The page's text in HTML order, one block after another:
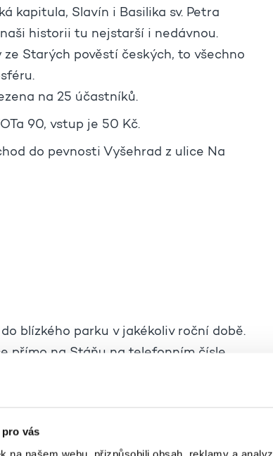
vás
kapitula, Slavín i Basilika sv. Petra
historii tu nejstarší i nedávnou.
Starých pověstí českých, to všechno
na 25 účastníků.
90, vstup je 50 Kč.
do pevnosti Vyšehrad z ulice Na
blízkého parku v jakékoliv roční době.
přímo na Stáňu na telefonním čísle
centra.